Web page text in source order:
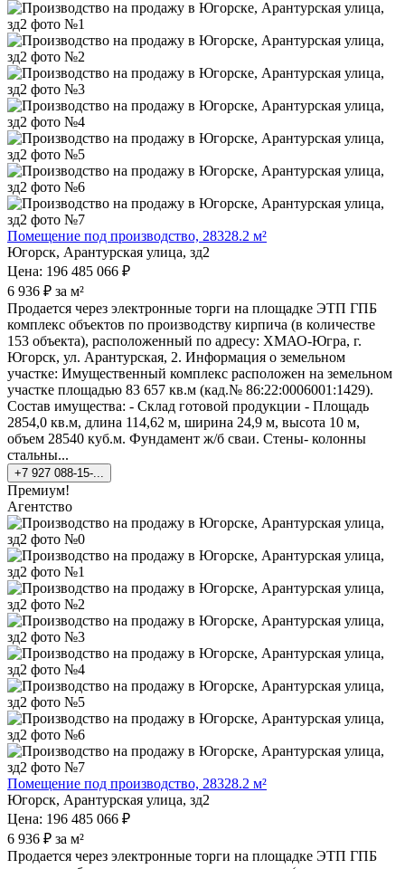
Помещение под производство, 28328.2 м²
Югорск, Арантурская улица, зд2
Цена: 196 485 066 ₽
6 936 ₽ за м²
Продается через электронные торги на площадке ЭТП ГПБ
комплекс объектов по производству кирпича (в количестве
153 объекта), расположенный по адресу: ХМАО-Югра, г.
Югорск, ул. Арантурская, 2. Информация о земельном
участке: Имущественный комплекс расположен на земельном
участке площадью 83 657 кв.м (кад.№ 86:22:0006001:1429).
Состав имущества: - Склад готовой продукции - Площадь
2854,0 кв.м, длина 114,62 м, ширина 24,9 м, высота 10 м,
объем 28540 куб.м. Фундамент ж/б сваи. Стены- колонны
стальны...
+7 927 088-15-...
Премиум!
Агентство
Помещение под производство, 28328.2 м²
Югорск, Арантурская улица, зд2
Цена: 196 485 066 ₽
6 936 ₽ за м²
Продается через электронные торги на площадке ЭТП ГПБ